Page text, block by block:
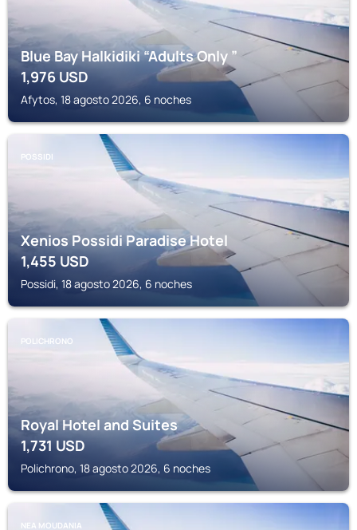
Blue Bay Halkidiki “Adults Only ”
1,976 USD
Afytos, 18 agosto 2026, 6 noches
POSSIDI
Xenios Possidi Paradise Hotel
1,455USD
Possidi, 18 agosto 2026, 6 noches
POLICHRONO
Royal Hotel and Suites
1,731USD
Polichrono, 18 agosto 2026, 6 noches
NEA MOUDANIA